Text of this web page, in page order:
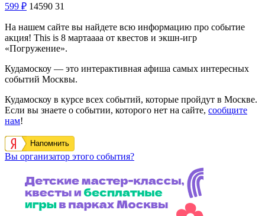
599 ₽ 14590 31
На нашем сайте вы найдете всю информацию про событие
акция! This is 8 мартаааа от квестов и экшн-игр
«Погружение».
Кудамоскоу — это интерактивная афиша самых интересных
событий Москвы.
Кудамоскоу в курсе всех событий, которые пройдут в Москве.
Если вы знаете о событии, которого нет на сайте, сообщите
нам!
Напомнить
Вы организатор этого события?